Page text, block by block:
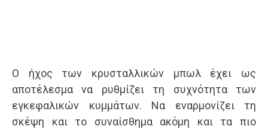
Ο ήχος των κρυσταλλικών μπωλ έχει ως
αποτέλεσμα να ρυθμίζει τη συχνότητα των
εγκεφαλικών κυμμάτων. Να εναρμονίζει τη
σκέψη και το συναίσθημα ακόμη και τα πιο